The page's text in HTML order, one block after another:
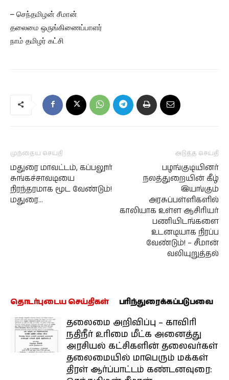
– செந்தமிழன் சீமான்
தலைமை ஒருங்கிணைப்பாளர்
நாம் தமிழர் கட்சி
முந்தைய செய்தி
மதுரை மாவட்டம், கப்பலூர்
சுங்கச்சாவடியை
நிரந்தரமாக மூட வேண்டும்!
மதுரை…
அடுத்த செய்தி
பழங்குடியினர்
நலத்துறையின் கீழ்
இயங்கும்
அரசுப்பள்ளிகளில்
காலியாக உள்ள ஆசிரியர்
பணியிடங்களை
உடனடியாக நிரப்ப
வேண்டும்! – சீமான்
வலியுறுத்தல்
தொடர்புடைய செய்திகள் பரிந்துரைக்கப்படுபவை
தலைமை அறிவிப்பு – காவிரி
நதிநீர் உரிமை மீட்க அனைத்து
அரசியல் கட்சிகளின் தலைவர்கள்
தலைமையில் மாபெரும் மக்கள்
திரள் ஆர்ப்பாட்டம் கண்டனவுரை: